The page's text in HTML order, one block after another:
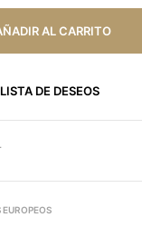
AL CARRITO
DE DESEOS